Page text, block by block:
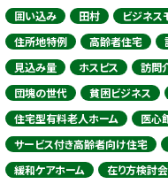
囲い込み
田村
ビジネス
住所地特例
高齢者住宅
見込み量
ホスピス
訪問
団塊の世代
貧困ビジネス
住宅型有料老人ホーム
医心
サービス付き高齢者向け住宅
緩和ケアホーム
在り方検討会